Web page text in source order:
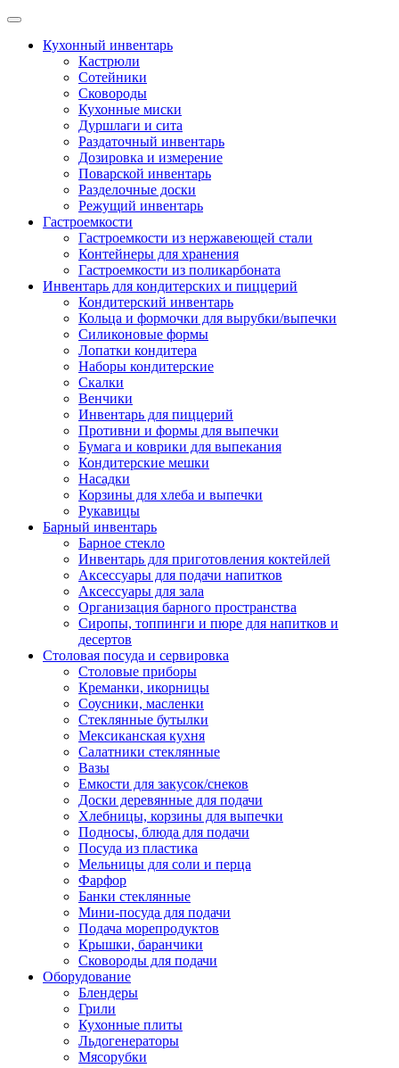
Skip
contentКухонный инвентарь
Кастрюли
Сотейники
Сковороды
Кухонные миски
Дуршлаги и сита
Раздаточный инвентарь
Дозировка и измерение
Поварской инвентарь
Разделочные доски
Режущий инвентарь
Гастроемкости
Гастроемкости из нержавеющей стали
Контейнеры для хранения
Гастроемкости из поликарбоната
Инвентарь для кондитерских и пиццерий
Кондитерский инвентарь
Кольца и формочки для вырубки/выпечки
Силиконовые формы
Лопатки кондитера
Наборы кондитерские
Скалки
Венчики
Инвентарь для пиццерий
Противни и формы для выпечки
Бумага и коврики для выпекания
Кондитерские мешки
Насадки
Корзины для хлеба и выпечки
Рукавицы
Барный инвентарь
Барное стекло
Инвентарь для приготовления коктейлей
Аксессуары для подачи напитков
Аксессуары для зала
Организация барного пространства
Сиропы, топпинги и пюре для напитков и
десертов
Столовая посуда и сервировка
Столовые приборы
Креманки, икорницы
Соусники, масленки
Стеклянные бутылки
Мексиканская кухня
Салатники стеклянные
Вазы
Емкости для закусок/снеков
Доски деревянные для подачи
Хлебницы, корзины для выпечки
Подносы, блюда для подачи
Посуда из пластика
Мельницы для соли и перца
Фарфор
Банки стеклянные
Мини-посуда для подачи
Подача морепродуктов
Крышки, баранчики
Сковороды для подачи
Оборудование
Блендеры
Грили
Кухонные плиты
Льдогенераторы
Мясорубки